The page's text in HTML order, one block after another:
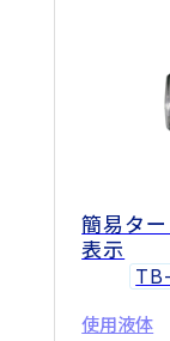
簡易タ
表示
使用液体